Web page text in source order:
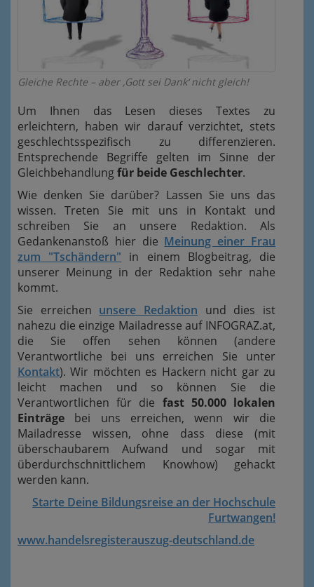
Gleiche Rechte – aber ‚Gott sei Dank‘ nicht gleich!
Um Ihnen das Lesen dieses Textes zu
erleichtern, haben wir darauf verzichtet, stets
geschlechtsspezifisch zu differenzieren.
Entsprechende Begriffe gelten im Sinne der
Gleichbehandlungfür beide Geschlechter.
Wie denken Sie darüber? Lassen Sie uns das
wissen. Treten Sie mit uns in Kontakt und
schreiben Sie an unsere Redaktion. Als
Gedankenanstoß hier die Meinung einer Frau
zum "Tschändern" in einem Blogbeitrag, die
unserer Meinung in der Redaktion sehr nahe
kommt.
Sie erreichen unsere Redaktion und dies ist
nahezu die einzige Mailadresse auf INFOGRAZ.at,
die Sie offen sehen können (andere
Verantwortliche bei uns erreichen Sie unter
Kontakt). Wir möchten es Hackern nicht gar zu
leicht machen und so können Sie die
Verantwortlichen für die fast 50.000 lokalen
Einträge bei uns erreichen, wenn wir die
Mailadresse wissen, ohne dass diese (mit
überschaubarem Aufwand und sogar mit
überdurchschnittlichem Knowhow) gehackt
werden kann.
Starte Deine Bildungsreise an der Hochschule
Furtwangen!
www.handelsregisterauszug-deutschland.de